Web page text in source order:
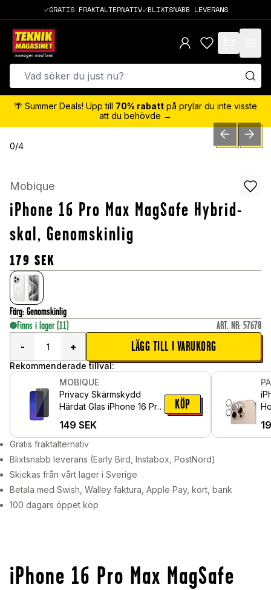
GRATIS FRAKTALTERNATIV BLIXTSNABB LEVERANS
items in cart,
🌴 Summer Deals! Upp till 70% rabatt på prylar du inte visste
att du behövde →
0/4 PREVIOUSNEXT
Mobique
iPhone 16 Pro Max MagSafe Hybrid-
skal, Genomskinlig
179 SEK
Färg: Genomskinlig
Finns i lager (11) ART. NR: 57678
-
+ LÄGG TILL I VARUKORG
Rekommenderade tillval:
MOBIQUE
Privacy Skärmskydd
Härdat Glas iPhone 16 Pro
149 SEK
KÖP
Gratis fraktalternativ
Blixtsnabb leverans (Early Bird, Instabox, PostNord)
Skickas från vårt lager i Sverige
Betala med Swish, Walley faktura, Apple Pay, kort, bank
100 dagars öppet köp
iPhone 16 Pro Max MagSafe